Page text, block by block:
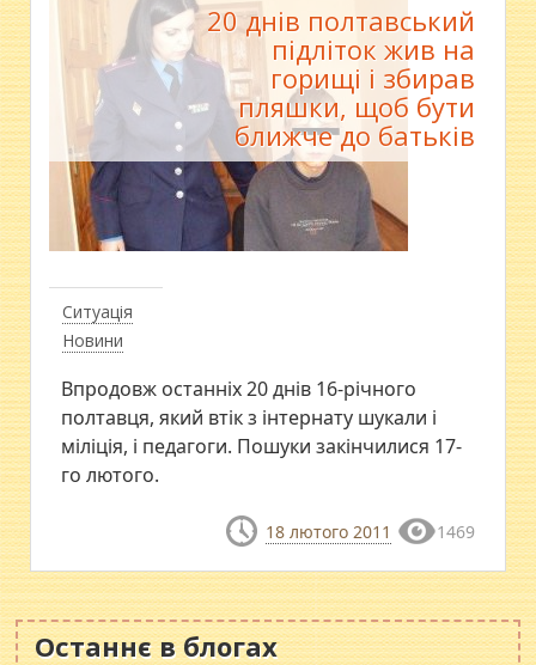
Ситуація
Новини
20 днів полтавський
підліток жив на
горищі і збирав
пляшки, щоб бути
ближче до батьків
Впродовж останніх 20 днів 16-річного
полтавця, який втік з інтернату шукали і
міліція, і педагоги. Пошуки закінчилися 17-
го лютого.
18 лютого 2011 1469
Останнє в блогах